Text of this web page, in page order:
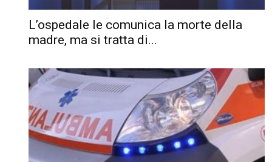
L’ospedale le comunica la morte della
madre, ma si tratta di...